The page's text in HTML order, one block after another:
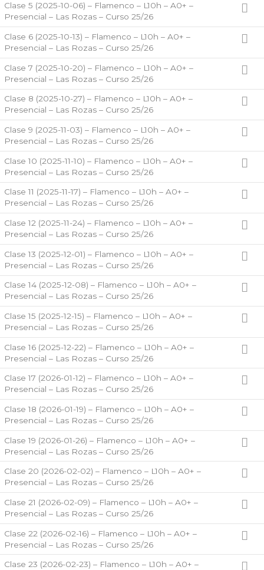
Clase 5 (2025-10-06) – Flamenco – L10h – A0+ –
Presencial – Las Rozas – Curso 25/26
Clase 6 (2025-10-13) – Flamenco – L10h – A0+ –
Presencial – Las Rozas – Curso 25/26
Clase 7 (2025-10-20) – Flamenco – L10h – A0+ –
Presencial – Las Rozas – Curso 25/26
Clase 8 (2025-10-27) – Flamenco – L10h – A0+ –
Presencial – Las Rozas – Curso 25/26
Clase 9 (2025-11-03) – Flamenco – L10h – A0+ –
Presencial – Las Rozas – Curso 25/26
Clase 10 (2025-11-10) – Flamenco – L10h – A0+ –
Presencial – Las Rozas – Curso 25/26
Clase 11 (2025-11-17) – Flamenco – L10h – A0+ –
Presencial – Las Rozas – Curso 25/26
Clase 12 (2025-11-24) – Flamenco – L10h – A0+ –
Presencial – Las Rozas – Curso 25/26
Clase 13 (2025-12-01) – Flamenco – L10h – A0+ –
Presencial – Las Rozas – Curso 25/26
Clase 14 (2025-12-08) – Flamenco – L10h – A0+ –
Presencial – Las Rozas – Curso 25/26
Clase 15 (2025-12-15) – Flamenco – L10h – A0+ –
Presencial – Las Rozas – Curso 25/26
Clase 16 (2025-12-22) – Flamenco – L10h – A0+ –
Presencial – Las Rozas – Curso 25/26
Clase 17 (2026-01-12) – Flamenco – L10h – A0+ –
Presencial – Las Rozas – Curso 25/26
Clase 18 (2026-01-19) – Flamenco – L10h – A0+ –
Presencial – Las Rozas – Curso 25/26
Clase 19 (2026-01-26) – Flamenco – L10h – A0+ –
Presencial – Las Rozas – Curso 25/26
Clase 20 (2026-02-02) – Flamenco – L10h – A0+ –
Presencial – Las Rozas – Curso 25/26
Clase 21 (2026-02-09) – Flamenco – L10h – A0+ –
Presencial – Las Rozas – Curso 25/26
Clase 22 (2026-02-16) – Flamenco – L10h – A0+ –
Presencial – Las Rozas – Curso 25/26
Clase 23 (2026-02-23) – Flamenco – L10h – A0+ –